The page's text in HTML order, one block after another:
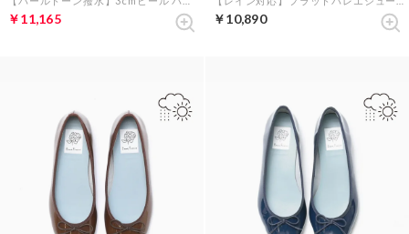
￥11,165 ￥10,890